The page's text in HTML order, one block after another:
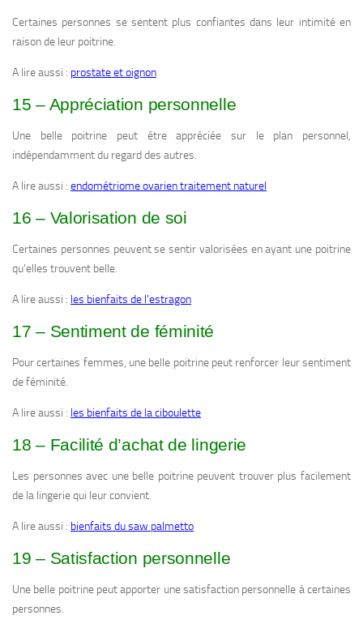
Certaines personnes se sentent plus confiantes dans leur intimité en
raison de leur poitrine.
A lire aussi : prostate et oignon
15 – Appréciation personnelle
Une belle poitrine peut être appréciée sur le plan personnel,
indépendamment du regard des autres.
A lire aussi : endométriome ovarien traitement naturel
16 – Valorisation de soi
Certaines personnes peuvent se sentir valorisées en ayant une poitrine
qu’elles trouvent belle.
A lire aussi : les bienfaits de l’estragon
17 – Sentiment de féminité
Pour certaines femmes, une belle poitrine peut renforcer leur sentiment
de féminité.
A lire aussi : les bienfaits de la ciboulette
18 – Facilité d’achat de lingerie
Les personnes avec une belle poitrine peuvent trouver plus facilement
de la lingerie qui leur convient.
A lire aussi : bienfaits du saw palmetto
19 – Satisfaction personnelle
Une belle poitrine peut apporter une satisfaction personnelle à certaines
personnes.